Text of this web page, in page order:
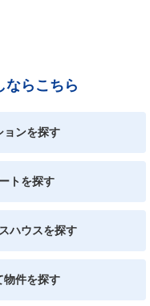
ならこちら
ョンを探す
トを探す
ハウスを探す
物件を探す